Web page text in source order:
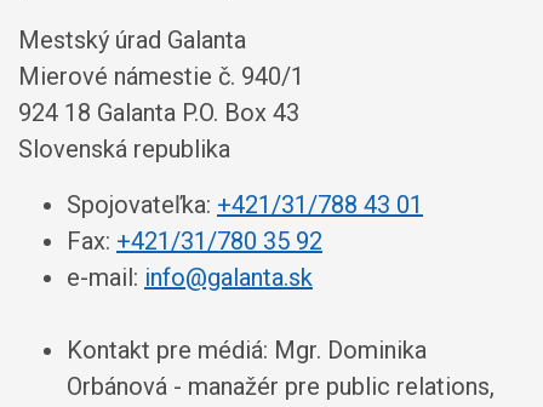
Mestský úrad Galanta
Mierové námestie č. 940/1
924 18 Galanta P.O. Box 43
Slovenská republika
Spojovateľka: +421/31/788 43 01
Fax: +421/31/780 35 92
e-mail: info@galanta.sk
Kontakt pre médiá: Mgr. Dominika
Orbánová - manažér pre public relations,